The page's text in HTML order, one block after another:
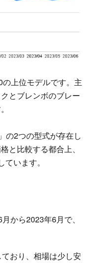
上位モデルです。主
とブレンボのブレー
の2つの型式が存在し
と比較する都合上、
います。
から2023年6月で、
おり、相場は少し安